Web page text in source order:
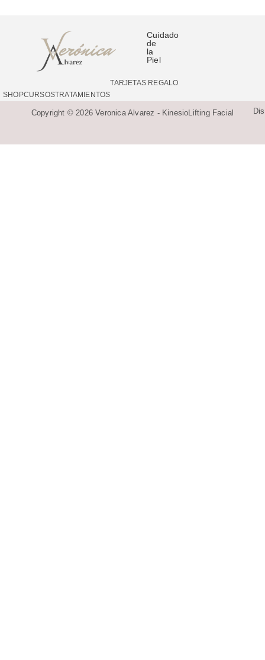
Cuidado
de
la
Piel
SHOPCURSOSTRATAMIENTOS
TARJETAS REGALO
Copyright © 2026 Veronica Alvarez - KinesioLifting Facial